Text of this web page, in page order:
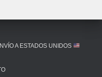
A ESTADOS UNIDOS